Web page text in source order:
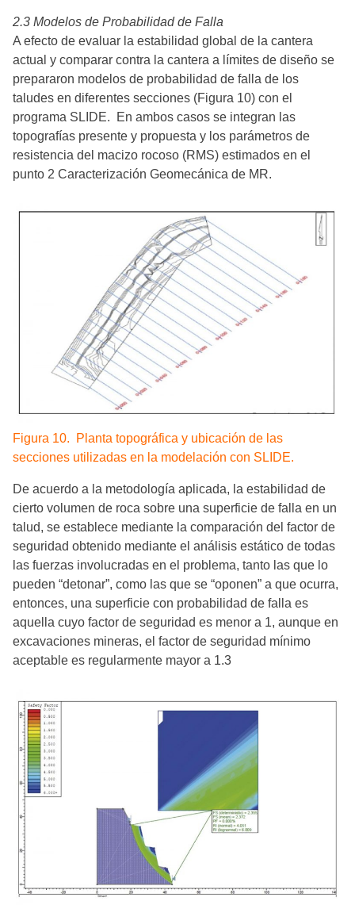
2.3 Modelos de Probabilidad de Falla
A efecto de evaluar la estabilidad global de la cantera
actual y comparar contra la cantera a límites de diseño se
prepararon modelos de probabilidad de falla de los
taludes en diferentes secciones (Figura 10) con el
programa SLIDE. En ambos casos se integran las
topografías presente y propuesta y los parámetros de
resistencia del macizo rocoso (RMS) estimados en el
punto 2 Caracterización Geomecánica de MR.
Figura 10. Planta topográfica y ubicación de las
secciones utilizadas en la modelación con SLIDE.
De acuerdo a la metodología aplicada, la estabilidad de
cierto volumen de roca sobre una superficie de falla en un
talud, se establece mediante la comparación del factor de
seguridad obtenido mediante el análisis estático de todas
las fuerzas involucradas en el problema, tanto las que lo
pueden “detonar”, como las que se “oponen” a que ocurra,
entonces, una superficie con probabilidad de falla es
aquella cuyo factor de seguridad es menor a 1, aunque en
excavaciones mineras, el factor de seguridad mínimo
aceptable es regularmente mayor a 1.3